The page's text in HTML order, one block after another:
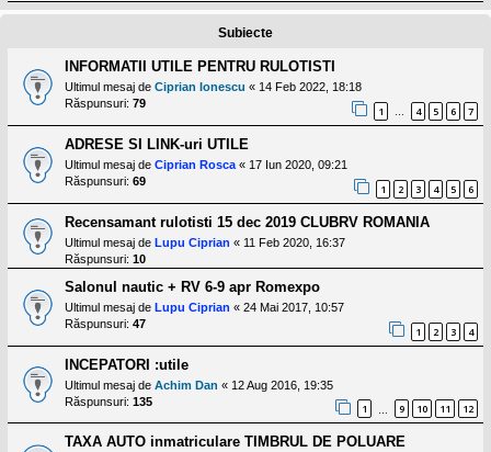
l
o
i
a
t
r
u
o
t
e
d
i
R
o
m
i
a
Subiecte
INFORMATII UTILE PENTRU RULOTISTI
Ultimul mesaj de Ciprian Ionescu « 14 Feb 2022, 18:18
Răspunsuri: 79
1 4 5 6 7
ADRESE SI LINK-uri UTILE
Ultimul mesaj de Ciprian Rosca « 17 Iun 2020, 09:21
Răspunsuri: 69
1 2 3 4 5 6
Recensamant rulotisti 15 dec 2019 CLUBRV ROMANIA
Ultimul mesaj de Lupu Ciprian « 11 Feb 2020, 16:37
Răspunsuri: 10
Salonul nautic + RV 6-9 apr Romexpo
Ultimul mesaj de Lupu Ciprian « 24 Mai 2017, 10:57
Răspunsuri: 47
1 2 3 4
INCEPATORI :utile
Ultimul mesaj de Achim Dan « 12 Aug 2016, 19:35
Răspunsuri: 135
1 9 10 11 12
TAXA AUTO inmatriculare TIMBRUL DE POLUARE